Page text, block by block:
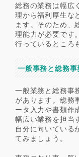
総務の業務は幅広
理から福利厚生な
ます。そのため、
理能力が必要です
行っているところ
一般事務と総務
一般業務と総務事
があります。総務
ータ入力や書類作
幅広い業務を担当
自分に向いている
てみましょう。